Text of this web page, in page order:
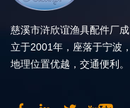
慈溪市浒欣谊渔具配件厂成
立于2001年，座落于宁波，
地理位置优越，交通便利。